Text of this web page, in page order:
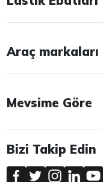
Araç markaları
Mevsime Göre
Bizi Takip Edin